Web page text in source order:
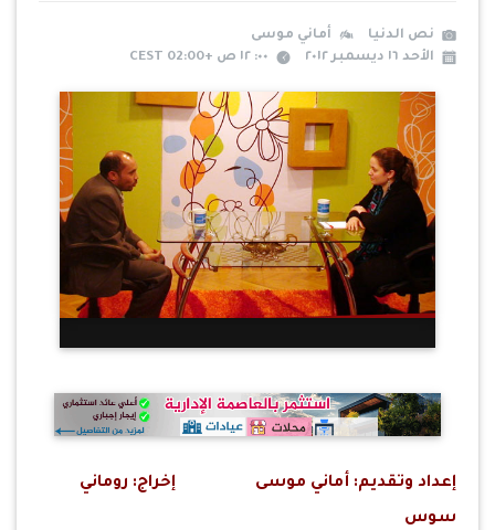
نص الدنيا
أماني موسى
الأحد ١٦ ديسمبر ٢٠١٢
٠٠: ١٢ ص +02:00 CEST
إعداد وتقديم: أماني موسى
إخراج: روماني
سوس